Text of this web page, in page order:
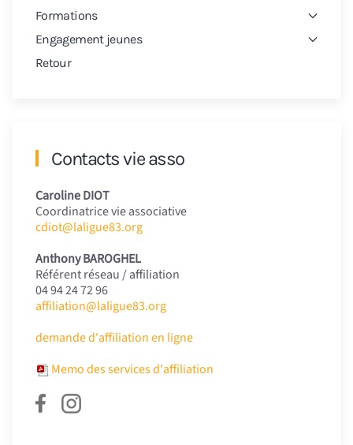
Formations
Engagement jeunes
Retour
Contacts vie asso
Caroline DIOT
Coordinatrice vie associative
cdiot@laligue83.org
Anthony BAROGHEL
Référent réseau / affiliation
04 94 24 72 96
affiliation@laligue83.org
demande d'affiliation en ligne
Memo des services d'affiliation